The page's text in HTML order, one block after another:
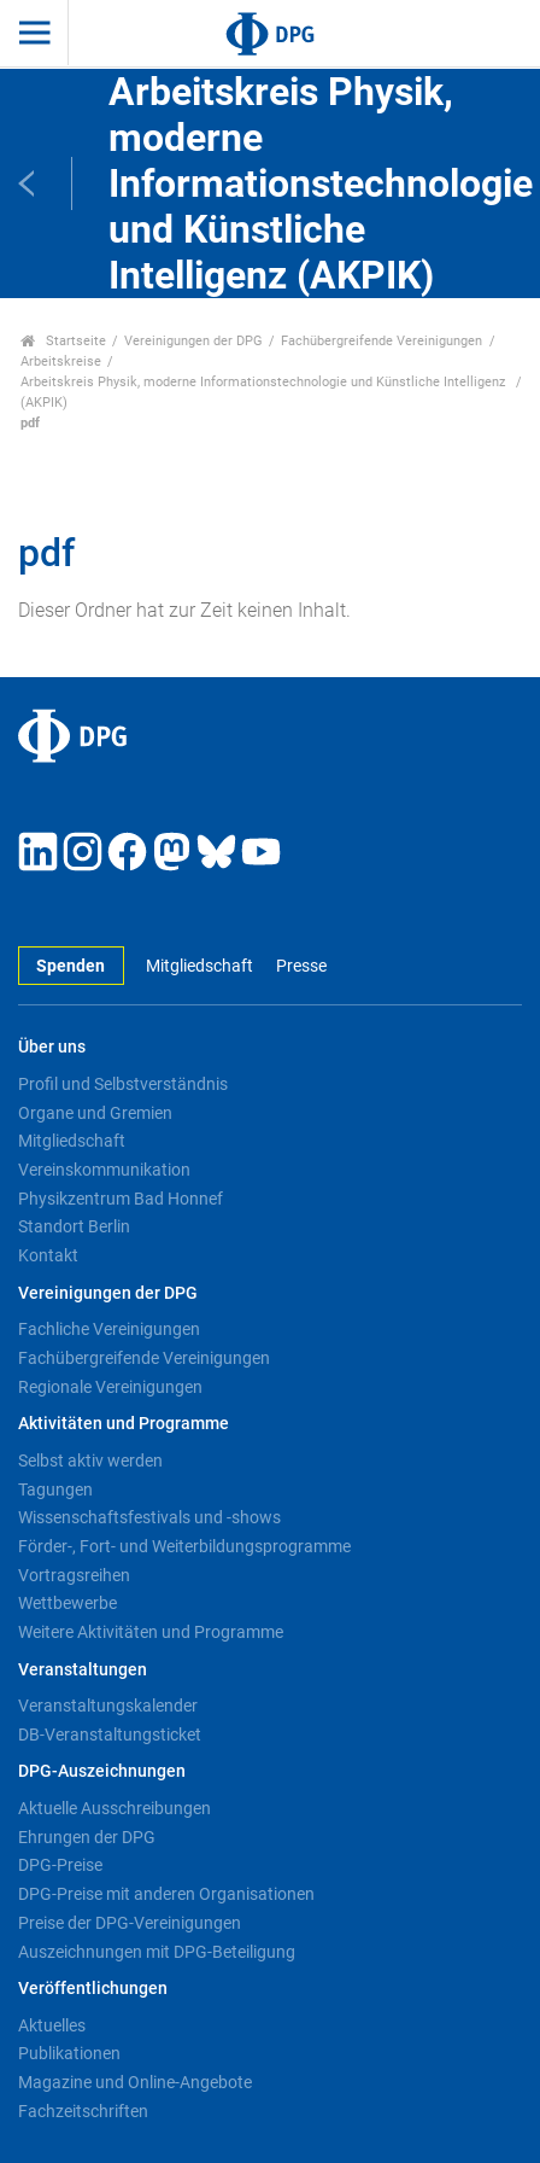
Arbeitskreis Physik,
moderne
Informationstechnologie
und Künstliche
Intelligenz (AKPIK)
Startseite Vereinigungen der DPG
Fachübergreifende Vereinigungen
Arbeitskreise
Arbeitskreis Physik, moderne Informationstechnologie und Künstliche Intelligenz
(AKPIK)
pdf
pdf
Dieser Ordner hat zur Zeit keinen Inhalt.
Spenden Mitgliedschaft Presse
Über uns
Profil und Selbstverständnis
Organe und Gremien
Mitgliedschaft
Vereinskommunikation
Physikzentrum Bad Honnef
Standort Berlin
Kontakt
Vereinigungen der DPG
Fachliche Vereinigungen
Fachübergreifende Vereinigungen
Regionale Vereinigungen
Aktivitäten und Programme
Selbst aktiv werden
Tagungen
Wissenschaftsfestivals und -shows
Förder-, Fort- und Weiterbildungsprogramme
Vortragsreihen
Wettbewerbe
Weitere Aktivitäten und Programme
Veranstaltungen
Veranstaltungskalender
DB-Veranstaltungsticket
DPG-Auszeichnungen
Aktuelle Ausschreibungen
Ehrungen der DPG
DPG-Preise
DPG-Preise mit anderen Organisationen
Preise der DPG-Vereinigungen
Auszeichnungen mit DPG-Beteiligung
Veröffentlichungen
Aktuelles
Publikationen
Magazine und Online-Angebote
Fachzeitschriften